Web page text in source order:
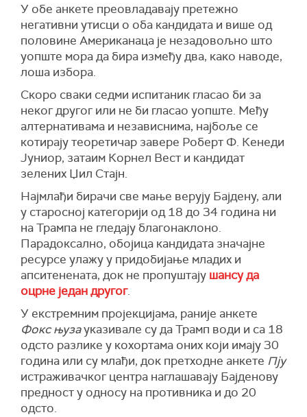
У обе анкете преовладавају претежно
негативни утисци о оба кандидата и више од
половине Американаца је незадовољно што
уопште мора да бира између два, како наводе,
лоша избора.
Скоро сваки седми испитаник гласао би за
неког другог или не би гласао уопште. Међу
алтернативама и независнима, најбоље се
котирају теоретичар завере Роберт Ф. Кенеди
Јуниор, затаим Корнел Вест и кандидат
зелених Џил Стајн.
Најмлађи бирачи све мање верују Бајдену, али
у старосној категорији од 18 до 34 година ни
на Трампа не гледају благонаклоно.
Парадоксално, обојица кандидата значајне
ресурсе улажу у придобијање младих и
апситенената, док не пропуштају шансу да
оцрне један другог.
У екстремним пројекцијама, раније анкете
Фокс њузауказивале су да Трамп води и са 18
одсто разлике у кохортама оних који имају 30
година или су млађи, док претходне анкете Пју
истраживачког центра наглашавају Бајденову
предност у односу на противника и до 20
одсто.